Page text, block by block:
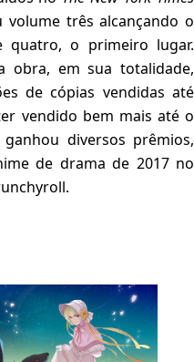
três alcançando o
quatro, o primeiro lugar.
obra, em sua totalidade,
de cópias vendidas até
vendido bem mais até o
diversos prêmios,
de drama de 2017 no